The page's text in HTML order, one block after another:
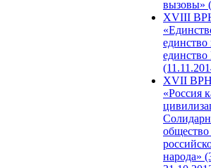
вызовы»
XVIII
единство
единство
XVII
«Россия
народа»